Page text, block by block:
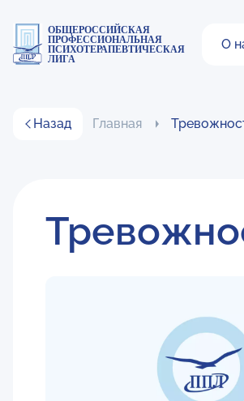
ОБЩЕРОССИЙСКАЯ
ПРОФЕССИОНАЛЬНАЯ
ПСИХОТЕРАПЕВТИЧЕСКАЯ
ЛИГА
О
Назад Главная